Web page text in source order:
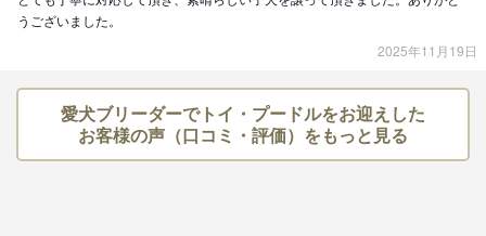
うございました。
2025年11月19日
愛犬ブリーダーでトイ・プードルをお迎えした
お客様の声（口コミ・評価）をもっと見る